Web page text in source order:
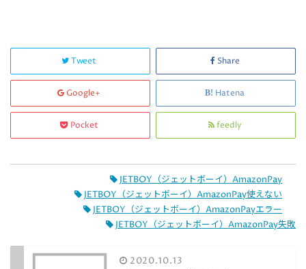
Tweet Share
Google+ Hatena
Pocket feedly
JETBOY（ジェットボーイ）AmazonPay
JETBOY（ジェットボーイ）AmazonPay使えない
JETBOY（ジェットボーイ）AmazonPayエラー
JETBOY（ジェットボーイ）AmazonPay失敗
2020.10.13